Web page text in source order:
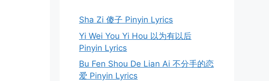
Sha Zi 傻子 Pinyin Lyrics
Yi Wei You Yi Hou 以为有以后
Pinyin Lyrics
Bu Fen Shou De Lian Ai 不分手的恋
爱 Pinyin Lyrics